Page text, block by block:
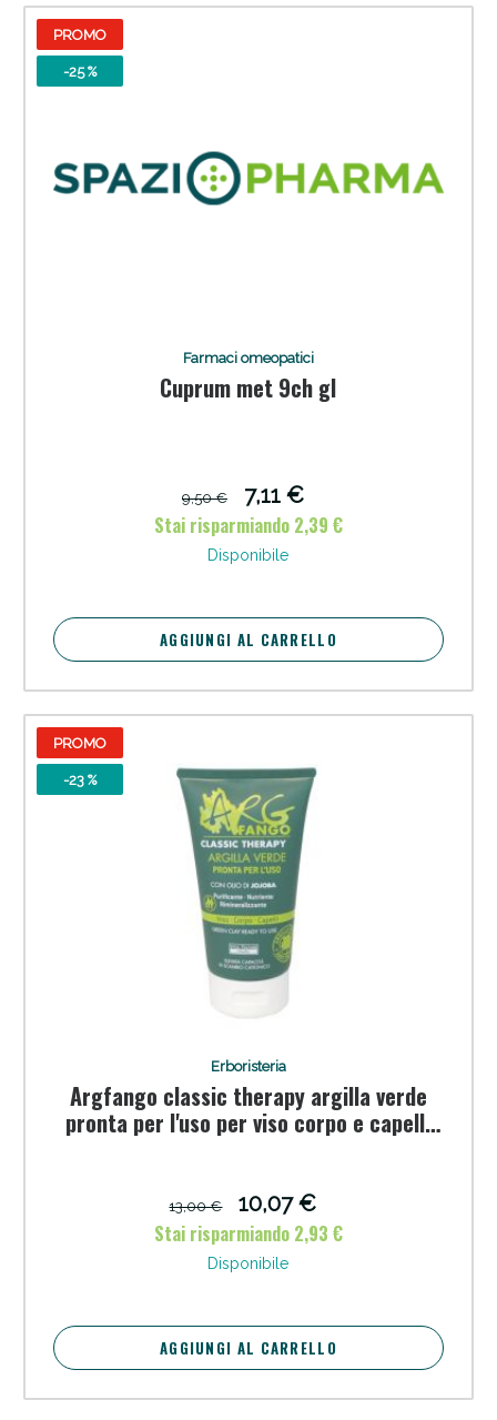
PROMO
-25 %
Farmaci omeopatici
Cuprum met 9ch gl
9,50 €
7,11 €
Stai risparmiando 2,39 €
Disponibile
AGGIUNGI AL CARRELLO
PROMO
-23 %
Erboristeria
Argfango classic therapy argilla verde
pronta per l'uso per viso corpo e capelli
13,00 €
10,07 €
Stai risparmiando 2,93 €
Disponibile
AGGIUNGI AL CARRELLO